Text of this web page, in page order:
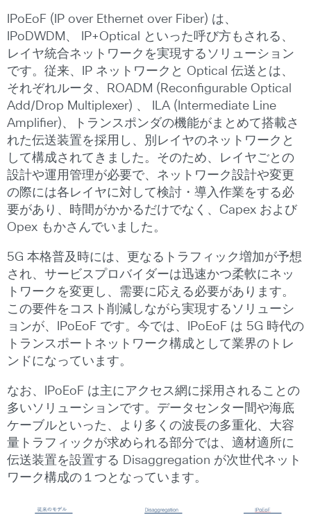
IPoEoF (IP over Ethernet over Fiber) は、
IPoDWDM、 IP+Optical といった呼び方もされる、
レイヤ統合ネットワークを実現するソリューション
です。従来、IP ネットワークと Optical 伝送とは、
それぞれルータ、ROADM (Reconfigurable Optical
Add/Drop Multiplexer) 、 ILA (Intermediate Line
Amplifier)、トランスポンダの機能がまとめて搭載さ
れた伝送装置を採用し、別レイヤのネットワークと
して構成されてきました。そのため、レイヤごとの
設計や運用管理が必要で、ネットワーク設計や変更
の際には各レイヤに対して検討・導入作業をする必
要があり、時間がかかるだけでなく、Capex および
Opex もかさんでいました。
5G 本格普及時には、更なるトラフィック増加が予想
され、サービスプロバイダーは迅速かつ柔軟にネッ
トワークを変更し、需要に応える必要があります。
この要件をコスト削減しながら実現するソリューシ
ョンが、IPoEoF です。今では、IPoEoF は 5G 時代の
トランスポートネットワーク構成として業界のトレ
ンドになっています。
なお、IPoEoF は主にアクセス網に採用されることの
多いソリューションです。データセンター間や海底
ケーブルといった、より多くの波長の多重化、大容
量トラフィックが求められる部分では、適材適所に
伝送装置を設置する Disaggregation が次世代ネット
ワーク構成の１つとなっています。